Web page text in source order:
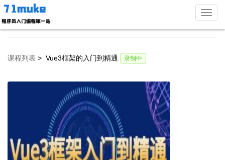
下
拉
课程列表 > Vue3框架的入门到精通 录制中